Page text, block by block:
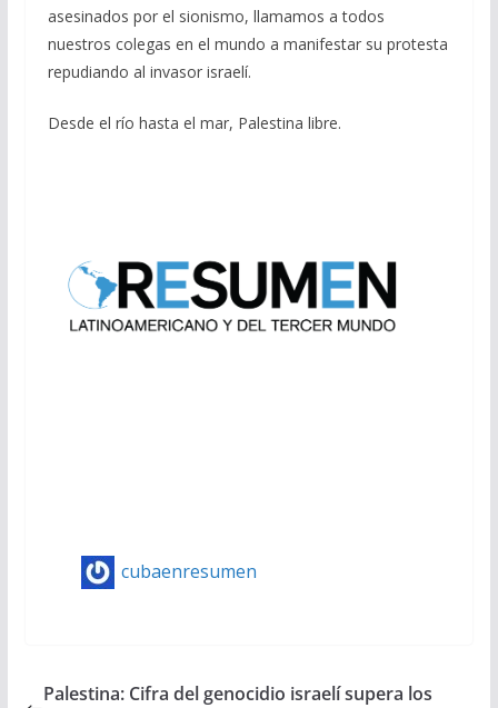
asesinados por el sionismo, llamamos a todos
nuestros colegas en el mundo a manifestar su protesta
repudiando al invasor israelí.
Desde el río hasta el mar, Palestina libre.
cubaenresumen
Palestina: Cifra del genocidio israelí supera los